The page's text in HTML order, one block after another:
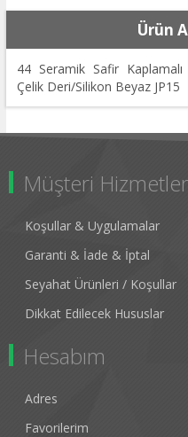
Ürün
44 Seramik Safir
Çelik Deri/Silikon Beyaz JP15
Müşteri
Koşullar & Uygulamalar
Garanti & İade & İptal
Seyahat Ürünleri / Koşullar
Dikkat Edilecek Hususlar
Hesabım
Adres
Favorilerim